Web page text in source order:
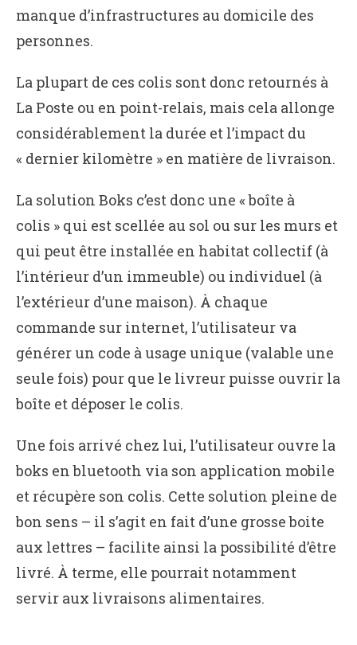
manque d’infrastructures au domicile des
personnes.
La plupart de ces colis sont donc retournés à
La Poste ou en point-relais, mais cela allonge
considérablement la durée et l’impact du
« dernier kilomètre » en matière de livraison.
La solution Boks c’est donc une « boîte à
colis » qui est scellée au sol ou sur les murs et
qui peut être installée en habitat collectif (à
l’intérieur d’un immeuble) ou individuel (à
l’extérieur d’une maison). À chaque
commande sur internet, l’utilisateur va
générer un code à usage unique (valable une
seule fois) pour que le livreur puisse ouvrir la
boîte et déposer le colis.
Une fois arrivé chez lui, l’utilisateur ouvre la
boks en bluetooth via son application mobile
et récupère son colis. Cette solution pleine de
bon sens – il s’agit en fait d’une grosse boite
aux lettres – facilite ainsi la possibilité d’être
livré. À terme, elle pourrait notamment
servir aux livraisons alimentaires.